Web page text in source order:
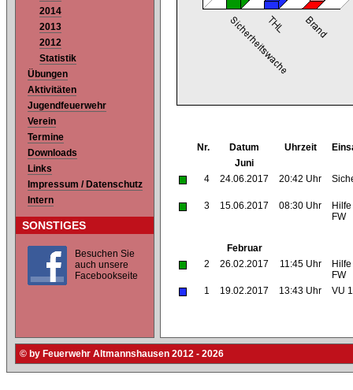
2014
2013
2012
Statistik
Übungen
Aktivitäten
Jugendfeuerwehr
Verein
Termine
Downloads
Links
Impressum / Datenschutz
Intern
SONSTIGES
Besuchen Sie
auch unsere
Facebookseite
Nr. Datum Uhrzeit
Juni
4
24.06.2017 20:42 Uhr
3 15.06.2017 08:30 Uhr
FW
Februar
2
26.02.2017 11:45 Uhr
FW
1
19.02.2017 13:43 Uhr VU 1
© by Feuerwehr Altmannshausen 2012 - 2026